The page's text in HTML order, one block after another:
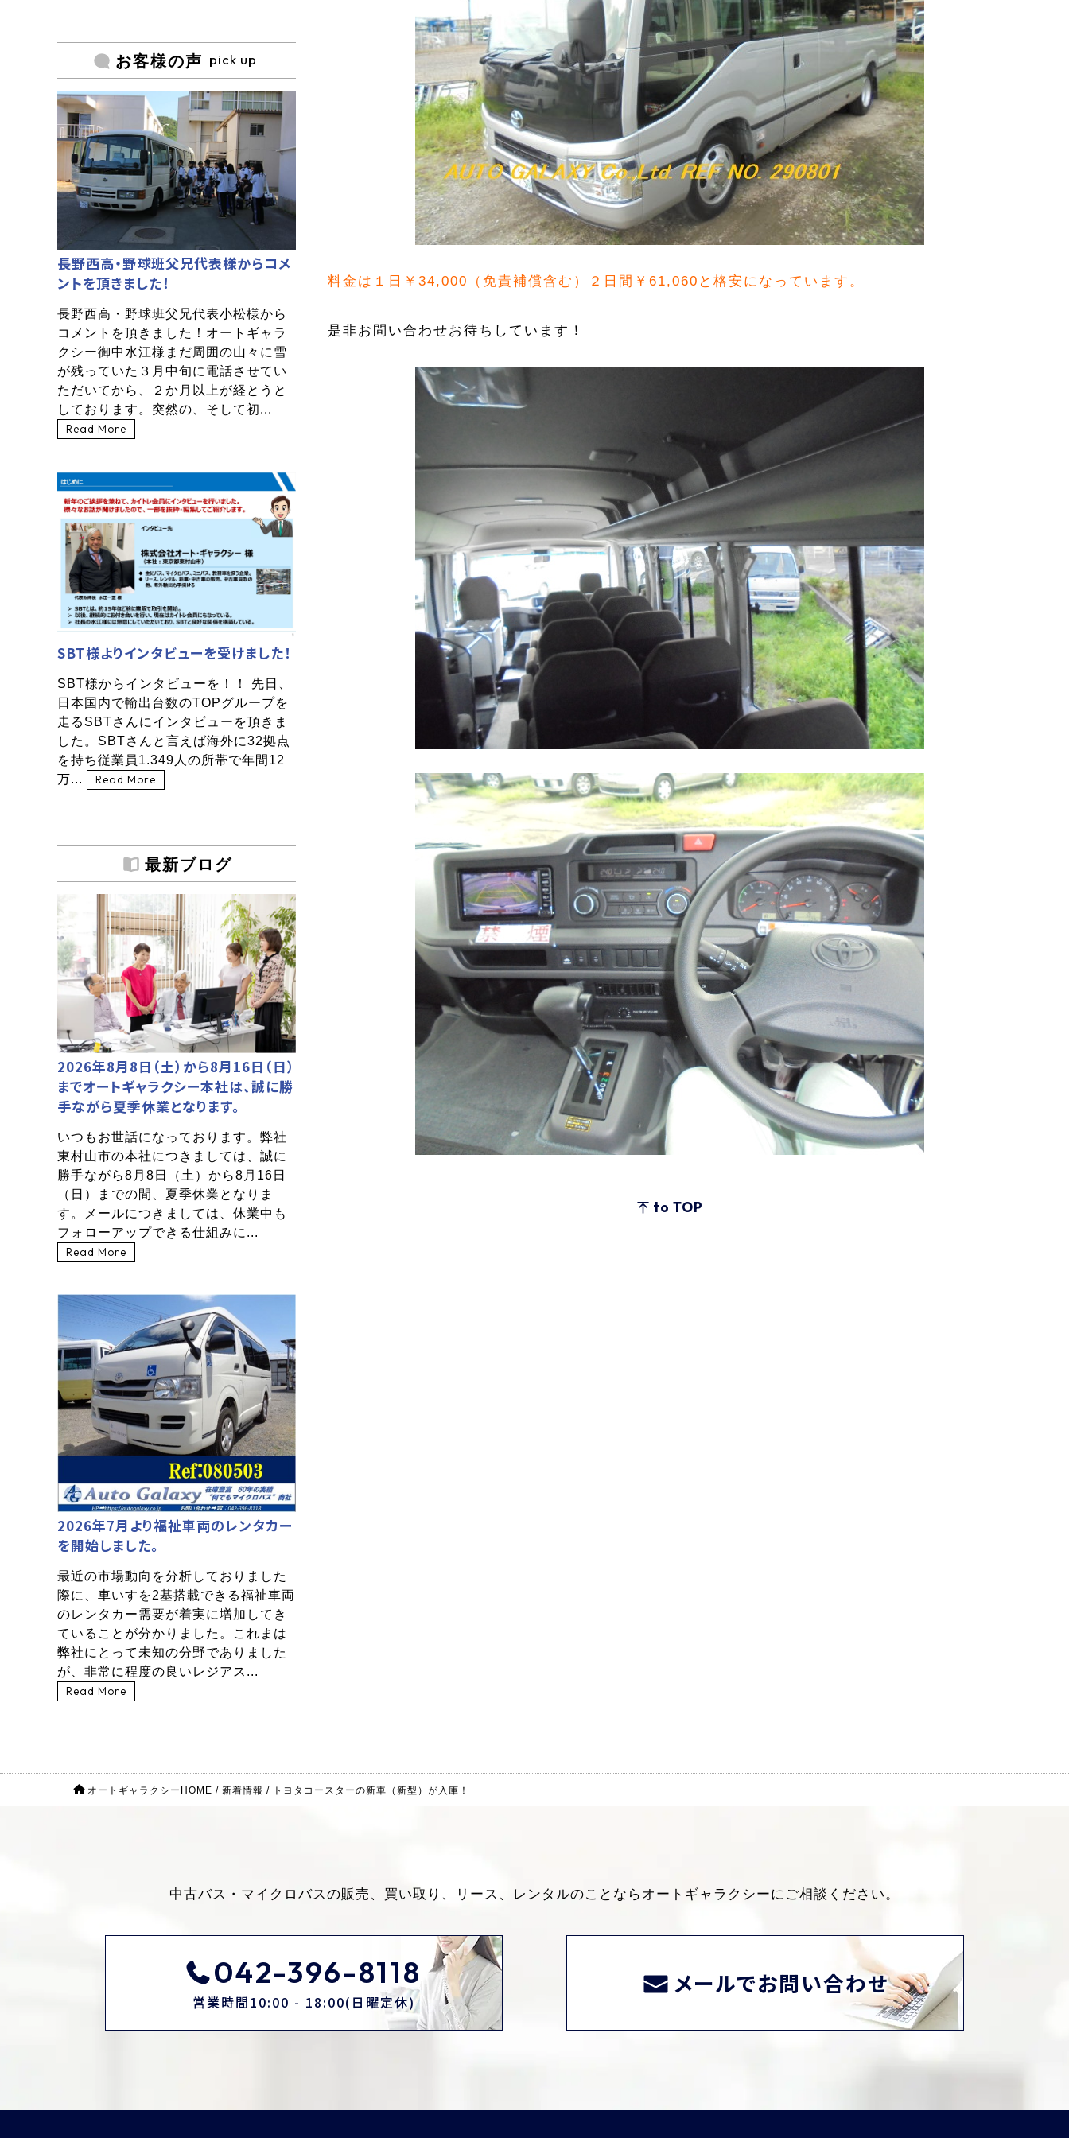
料金は１日￥34,000（免責補償含む）２日間￥61,060と格安になっています。
是非お問い合わせお待ちしています！
to TOP
お客様の声 pick up
長野西高・野球班父兄代表様からコメ
ントを頂きました！
長野西高・野球班父兄代表小松様から
コメントを頂きました！オートギャラ
クシー御中水江様まだ周囲の山々に雪
が残っていた３月中旬に電話させてい
ただいてから、２か月以上が経とうと
しております。突然の、そして初...
Read More
SBT様よりインタビューを受けました！
SBT様からインタビューを！！ 先日、
日本国内で輸出台数のTOPグループを
走るSBTさんにインタビューを頂きま
した。SBTさんと言えば海外に32拠点
を持ち従業員1.349人の所帯で年間12
万...
Read More
最新ブログ
2026年8月8日（土）から8月16日（日）
までオートギャラクシー本社は、誠に勝
手ながら夏季休業となります。
いつもお世話になっております。弊社
東村山市の本社につきましては、誠に
勝手ながら8月8日（土）から8月16日
（日）までの間、夏季休業となりま
す。メールにつきましては、休業中も
フォローアップできる仕組みに...
Read More
2026年7月より福祉車両のレンタカー
を開始しました。
最近の市場動向を分析しておりました
際に、車いすを2基搭載できる福祉車両
のレンタカー需要が着実に増加してき
ていることが分かりました。これまは
弊社にとって未知の分野でありました
が、非常に程度の良いレジアス...
Read More
オートギャラクシーHOME / 新着情報 / トヨタコースターの新車（新型）が入庫！
中古バス・マイクロバスの販売、買い取り、リース、レンタルのことなら オートギャラクシーにご相談ください。
042-396-8118
営業時間10:00 - 18:00(日曜定休)
メールでお問い合わせ